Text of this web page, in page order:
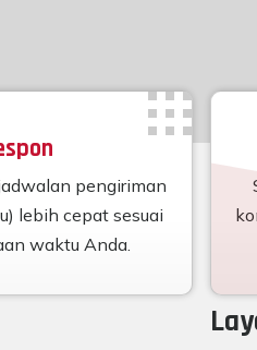
pengiriman
lebih cepat sesuai
waktu Anda.